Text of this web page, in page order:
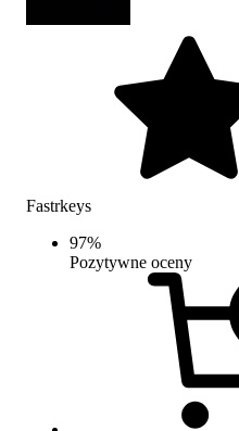
Fastrkeys
97%
Pozytywne oceny